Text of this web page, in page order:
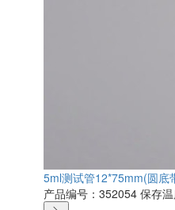
5ml测试管12*75mm(圆底
产品编号：352054 保存